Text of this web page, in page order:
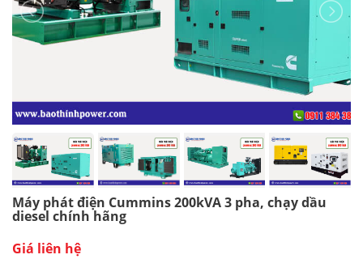
Máy phát điện Cummins 200kVA 3 pha, chạy dầu
diesel chính hãng
Giá liên hệ